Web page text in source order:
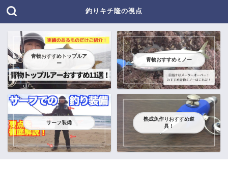
釣りキチ隆の視点
青物おすすめトップルア
ー
青物おすすめミノー
サーフ装備
熟成魚作りおすすめ道
具！